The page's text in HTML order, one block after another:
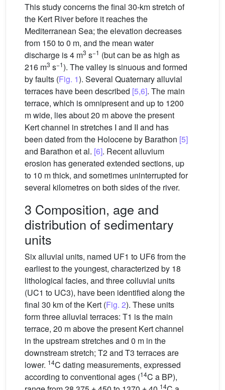
This study concerns the final 30-km stretch of
the Kert River before it reaches the
Mediterranean Sea; the elevation decreases
from 150 to 0 m, and the mean water
discharge is 4 m3 s−1 (but can be as high as
216 m3 s−1). The valley is sinuous and formed
by faults (Fig. 1). Several Quaternary alluvial
terraces have been described [5,6]. The main
terrace, which is omnipresent and up to 1200
m wide, lies about 20 m above the present
Kert channel in stretches I and II and has
been dated from the Holocene by Barathon [5]
and Barathon et al. [6]. Recent alluvium
erosion has generated extended sections, up
to 10 m thick, and sometimes uninterrupted for
several kilometres on both sides of the river.
3 Composition, age and
distribution of sedimentary
units
Six alluvial units, named UF1 to UF6 from the
earliest to the youngest, characterized by 18
lithological facies, and three colluvial units
(UC1 to UC3), have been identified along the
final 30 km of the Kert (Fig. 2). These units
form three alluvial terraces: T1 is the main
terrace, 20 m above the present Kert channel
in the upstream stretches and 0 m in the
downstream stretch; T2 and T3 terraces are
lower. 14C dating measurements, expressed
according to conventional ages (14C a BP),
14